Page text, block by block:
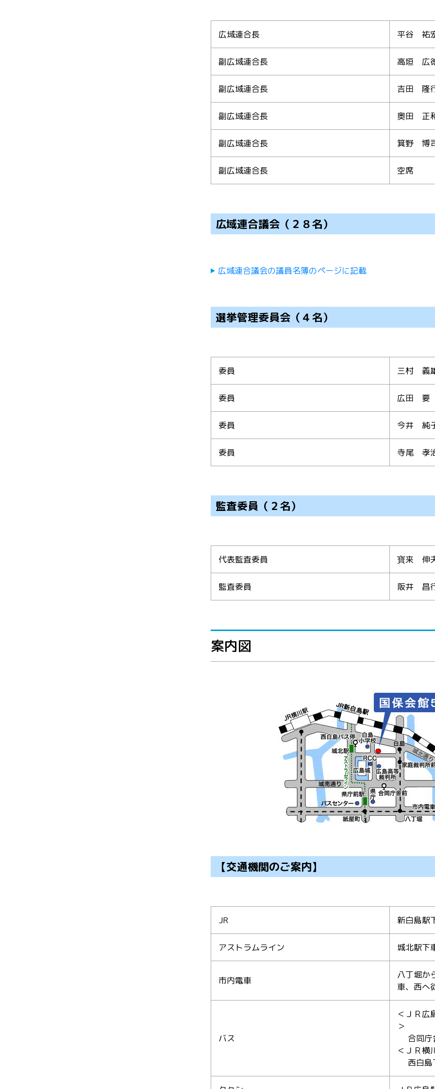
広域連合長 平谷 祐
副広域連合長 高垣 広
副広域連合長 吉田 隆
副広域連合長 奥田 正
副広域連合長 箕野 博
副広域連合長 空席
広域連合議会（２８名）
広域連合議会の議員名簿のページに記載
選挙管理委員会（４名）
委員 三村 義
委員 広田 要
委員 今井 純
委員 寺尾 孝
監査委員（２名）
代表監査委員 寶来 伸
監査委員 阪井 昌
案内図
【交通機関のご案内】
JR 新白島駅
アストラムライン 城北駅下
市内電車
八丁堀か
車、西へ
バス
＜ＪＲ広
＞
合同庁
＜ＪＲ横
西白島